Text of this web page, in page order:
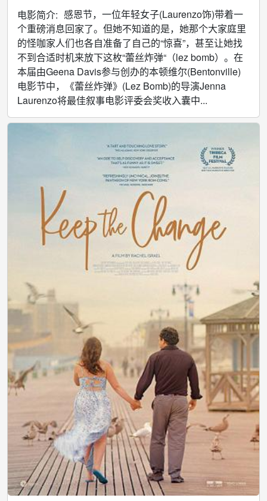
电影简介: 感恩节，一位年轻女子(Laurenzo饰)带着一
个重磅消息回家了。但她不知道的是，她那个大家庭里
的怪咖家人们也各自准备了自己的“惊喜”，甚至让她找
不到合适时机来放下这枚“蕾丝炸弹“（lez bomb）。在
本届由Geena Davis参与创办的本顿维尔(Bentonville)
电影节中，《蕾丝炸弹》(Lez Bomb)的导演Jenna
Laurenzo将最佳叙事电影评委会奖收入囊中...